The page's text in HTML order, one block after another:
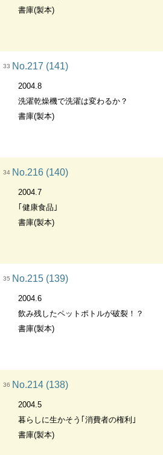
書庫(製本)
33 No.217 (141)
2004.8
洗濯乾燥機で洗濯は変わるか？
書庫(製本)
34 No.216 (140)
2004.7
｢健康食品｣
書庫(製本)
35 No.215 (139)
2004.6
飲み残したペットポトルが破裂！？
書庫(製本)
36 No.214 (138)
2004.5
暮らしに生かそう｢消費者の権利｣
書庫(製本)